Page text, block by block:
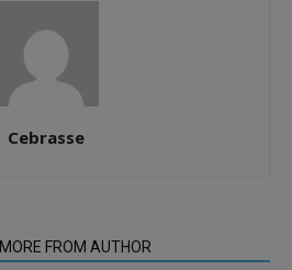
Cebrasse
MORE FROM AUTHOR